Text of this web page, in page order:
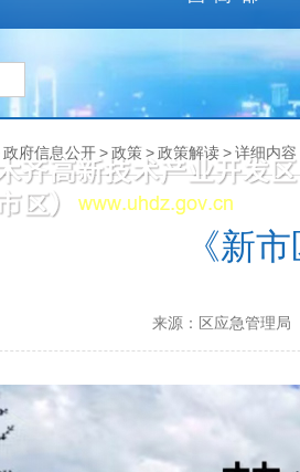
门
政府信息公开>政策>政策解读>详细内容
《新
来源：区应急管理局